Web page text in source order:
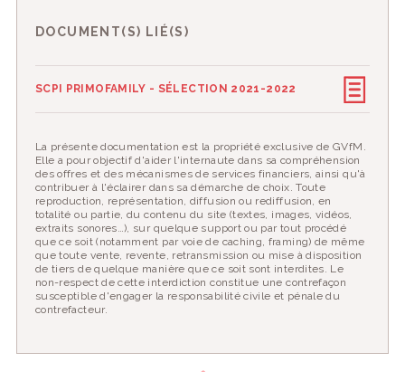
DOCUMENT(S) LIÉ(S)
SCPI PRIMOFAMILY - SÉLECTION 2021-2022
La présente documentation est la propriété exclusive de GVfM.
Elle a pour objectif d'aider l'internaute dans sa compréhension
des offres et des mécanismes de services financiers, ainsi qu'à
contribuer à l'éclairer dans sa démarche de choix. Toute
reproduction, représentation, diffusion ou rediffusion, en
totalité ou partie, du contenu du site (textes, images, vidéos,
extraits sonores…), sur quelque support ou par tout procédé
que ce soit (notamment par voie de caching, framing) de même
que toute vente, revente, retransmission ou mise à disposition
de tiers de quelque manière que ce soit sont interdites. Le
non-respect de cette interdiction constitue une contrefaçon
susceptible d'engager la responsabilité civile et pénale du
contrefacteur.